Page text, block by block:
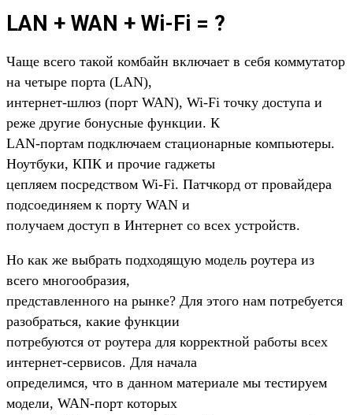
LAN + WAN + Wi-Fi = ?
Чаще всего такой комбайн включает в себя коммутатор
на четыре порта (LAN),
интернет-шлюз (порт WAN), Wi-Fi точку доступа и
реже другие бонусные функции. К
LAN-портам подключаем стационарные компьютеры.
Ноутбуки, КПК и прочие гаджеты
цепляем посредством Wi-Fi. Патчкорд от провайдера
подсоединяем к порту WAN и
получаем доступ в Интернет со всех устройств.
Но как же выбрать подходящую модель роутера из
всего многообразия,
представленного на рынке? Для этого нам потребуется
разобраться, какие функции
потребуются от роутера для корректной работы всех
интернет-сервисов. Для начала
определимся, что в данном материале мы тестируем
модели, WAN-порт которых